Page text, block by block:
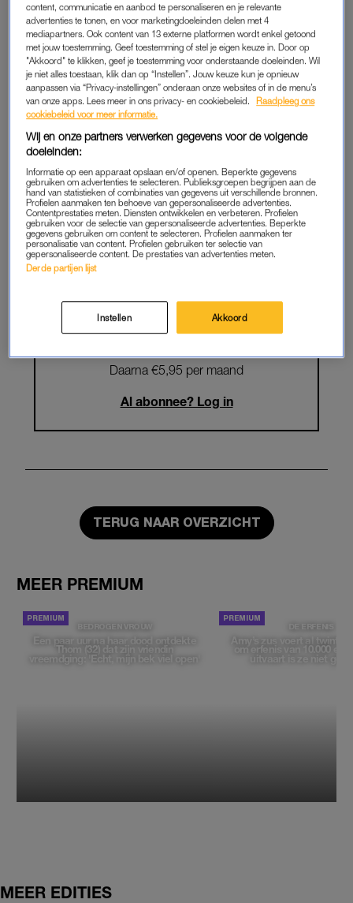
PREMIUM
LEES VERDER MET
PREMIUM
Krijg onbeperkt toegang tot alle
artikelen
Lees LINDA.magazine online
Geniet van te gekke winacties en
lekkere puzzels
START GRATIS MAAND
Daarna €5,95 per maand
Al abonnee? Log in
TERUG NAAR OVERZICHT
MEER PREMIUM
BEDROGEN VROUW
Een paar uur na haar dood ontdekte
Thom (32) dat zijn vriendin
vreemdging: 'Echt, mijn bek viel open'
DE ERFENIS
Amy’s zus voert al twintig
om erfenis van 10.000
uitvaart is ze niet
MEER EDITIES
content, communicatie en aanbod te personaliseren en je relevante
advertenties te tonen, en voor marketingdoeleinden delen met 4
mediapartners. Ook content van 13 externe platformen wordt enkel getoond
met jouw toestemming. Geef toestemming of stel je eigen keuze in. Door op
"Akkoord" te klikken, geef je toestemming voor onderstaande doeleinden. Wil
je niet alles toestaan, klik dan op “Instellen”. Jouw keuze kun je opnieuw
aanpassen via “Privacy-instellingen” onderaan onze websites of in de menu’s
van onze apps. Lees meer in ons privacy- en cookiebeleid.
Raadpleeg ons
cookiebeleid voor meer informatie.
Wij en onze partners verwerken gegevens voor de volgende
doeleinden:
Informatie op een apparaat opslaan en/of openen. Beperkte gegevens
gebruiken om advertenties te selecteren. Publieksgroepen begrijpen aan de
hand van statistieken of combinaties van gegevens uit verschillende bronnen.
Profielen aanmaken ten behoeve van gepersonaliseerde advertenties.
Contentprestaties meten. Diensten ontwikkelen en verbeteren. Profielen
gebruiken voor de selectie van gepersonaliseerde advertenties. Beperkte
gegevens gebruiken om content te selecteren. Profielen aanmaken ter
personalisatie van content. Profielen gebruiken ter selectie van
gepersonaliseerde content. De prestaties van advertenties meten.
Derde partijen lijst
Instellen Akkoord